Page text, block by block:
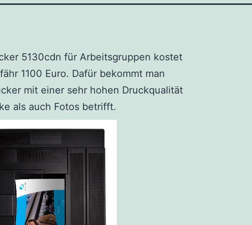
5130cdn für Arbeitsgruppen kostet
1100 Euro. Dafür bekommt man
mit einer sehr hohen Druckqualität
als auch Fotos betrifft.